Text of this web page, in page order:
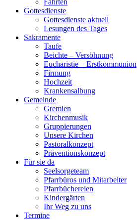
Fahrten
Gottesdienste
Gottesdienste aktuell
Lesungen des Tages
Sakramente
Taufe
Beichte – Versöhnung
Eucharistie – Erstkommunion
Firmung
Hochzeit
Krankensalbung
Gemeinde
Gremien
Kirchenmusik
Gruppierungen
Unsere Kirchen
Pastoralkonzept
Präventionskonzept
Für sie da
Seelsorgeteam
Pfarrbüros und Mitarbeiter
Pfarrbüchereien
Kindergärten
Ihr Weg zu uns
Termine